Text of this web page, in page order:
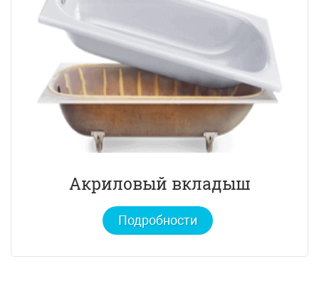
Акриловый вкладыш
Подробности